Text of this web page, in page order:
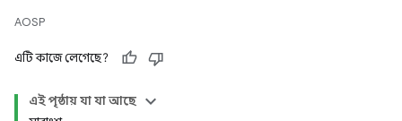
AOSP
এটি কাজে লেগেছে?
এই পৃষ্ঠায় যা যা আছে